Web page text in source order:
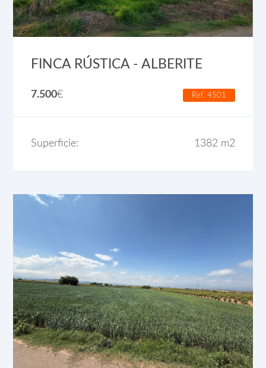
FINCA RÚSTICA - ALBERITE
7.500€ Ref. 4501
Superficie: 1382 m2